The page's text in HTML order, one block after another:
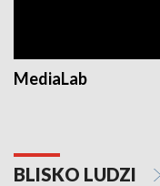
MediaLab
BLISKO LUDZI